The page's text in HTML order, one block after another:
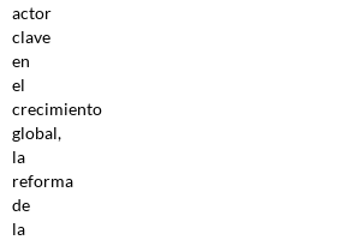
actor
clave
en
el
crecimiento
global,
la
reforma
de
la